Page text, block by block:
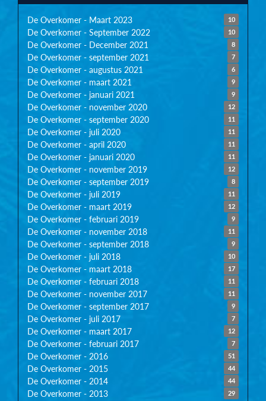
10
De Overkomer - Maart 2023
10
De Overkomer - September 2022
8
De Overkomer - December 2021
7
De Overkomer - september 2021
6
De Overkomer - augustus 2021
9
De Overkomer - maart 2021
9
De Overkomer - januari 2021
12
De Overkomer - november 2020
11
De Overkomer - september 2020
11
De Overkomer - juli 2020
11
De Overkomer - april 2020
11
De Overkomer - januari 2020
12
De Overkomer - november 2019
8
De Overkomer - september 2019
11
De Overkomer - juli 2019
12
De Overkomer - maart 2019
9
De Overkomer - februari 2019
11
De Overkomer - november 2018
9
De Overkomer - september 2018
10
De Overkomer - juli 2018
17
De Overkomer - maart 2018
11
De Overkomer - februari 2018
11
De Overkomer - november 2017
9
De Overkomer - september 2017
7
De Overkomer - juli 2017
12
De Overkomer - maart 2017
7
De Overkomer - februari 2017
51
De Overkomer - 2016
44
De Overkomer - 2015
44
De Overkomer - 2014
29
De Overkomer - 2013